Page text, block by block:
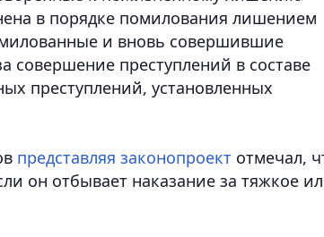
в порядке помилования лишением
и вновь совершившие
преступлений в составе
преступлений, установленных
представляя законопроект отмечал,
он отбывает наказание за тяжкое